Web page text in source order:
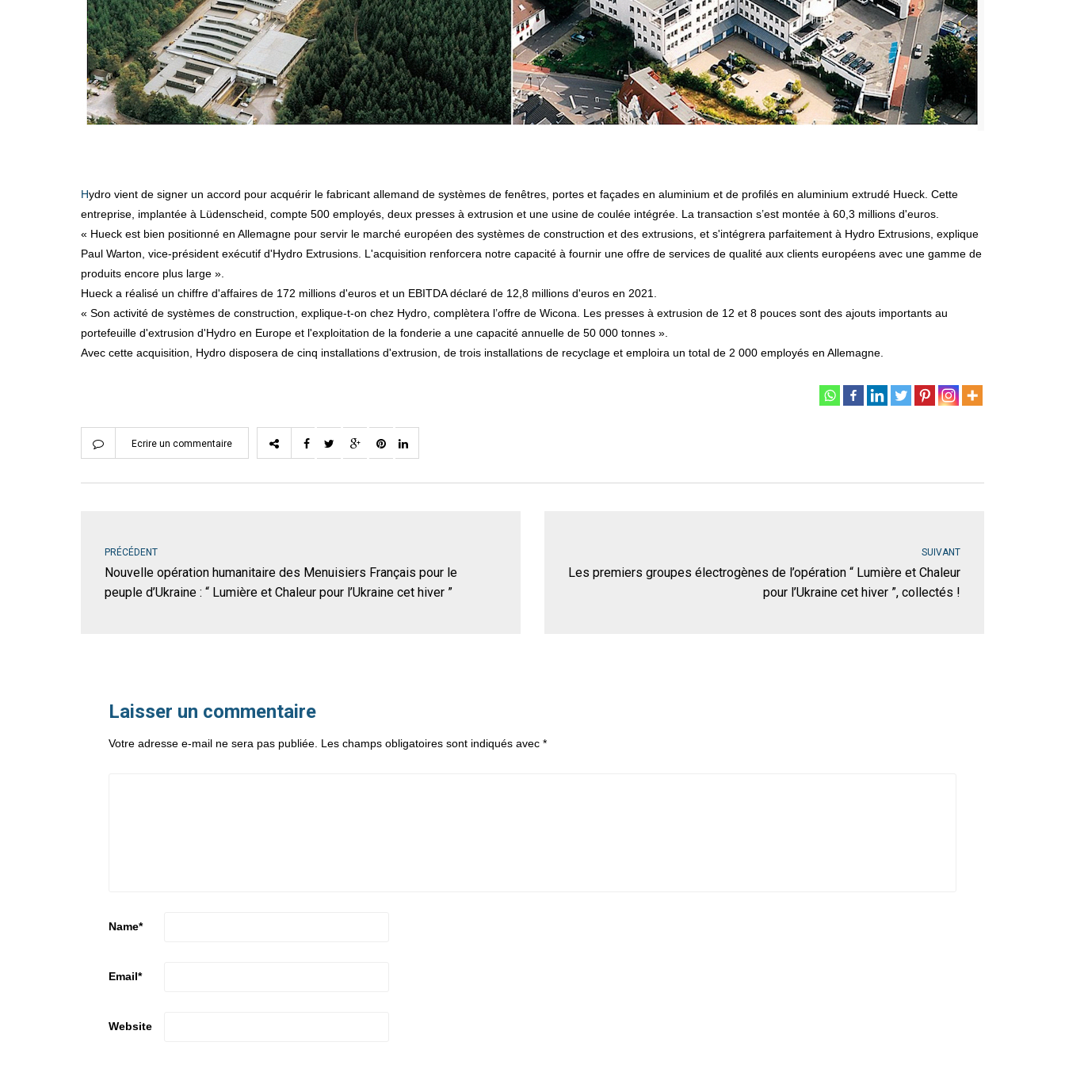
Hydro vient de signer un accord pour acquérir le fabricant allemand de systèmes de fenêtres, portes et façades en aluminium et de profilés en aluminium extrudé Hueck. Cette
entreprise, implantée à Lüdenscheid, compte 500 employés, deux presses à extrusion et une usine de coulée intégrée. La transaction s’est montée à 60,3 millions d'euros.
« Hueck est bien positionné en Allemagne pour servir le marché européen des systèmes de construction et des extrusions, et s'intégrera parfaitement à Hydro Extrusions, explique
Paul Warton, vice-président exécutif d'Hydro Extrusions. L'acquisition renforcera notre capacité à fournir une offre de services de qualité aux clients européens avec une gamme de
produits encore plus large ».
Hueck a réalisé un chiffre d'affaires de 172 millions d'euros et un EBITDA déclaré de 12,8 millions d'euros en 2021.
« Son activité de systèmes de construction, explique-t-on chez Hydro, complètera l’offre de Wicona. Les presses à extrusion de 12 et 8 pouces sont des ajouts importants au
portefeuille d'extrusion d'Hydro en Europe et l'exploitation de la fonderie a une capacité annuelle de 50 000 tonnes ».
Avec cette acquisition, Hydro disposera de cinq installations d'extrusion, de trois installations de recyclage et emploira un total de 2 000 employés en Allemagne.
Ecrire un commentaire
PRÉCÉDENT
Nouvelle opération humanitaire des Menuisiers Français pour le
peuple d’Ukraine : “ Lumière et Chaleur pour l’Ukraine cet hiver ”
SUIVANT
Les premiers groupes électrogènes de l’opération “ Lumière et Chaleur
pour l’Ukraine cet hiver ”, collectés !
Laisser un commentaire
Votre adresse e-mail ne sera pas publiée. Les champs obligatoires sont indiqués avec *
Name*
Email*
Website